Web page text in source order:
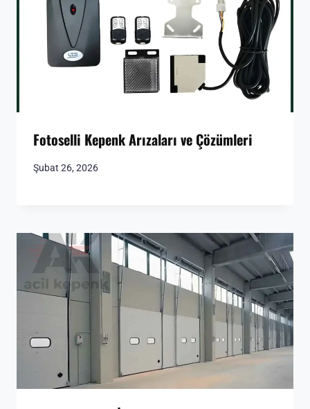
Fotoselli Kepenk Arızaları ve Çözümleri
Şubat 26, 2026